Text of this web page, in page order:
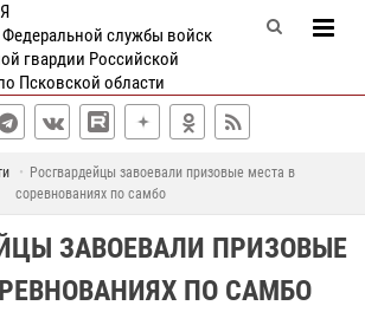
службы войск
гвардии Российской
Псковской области
Росгвардейцы завоевали призовые места в
соревнованиях по самбо
ЗАВОЕВАЛИ ПРИЗОВЫЕ
ПО САМБО